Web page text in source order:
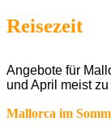
Reisezeit
Angebote für
und April meist
Mallorca im